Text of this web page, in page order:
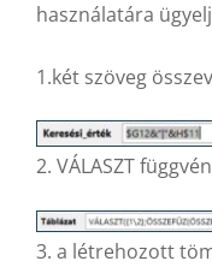
használatára
1.két szöveg
2. VÁLASZT
3. a létrehozott